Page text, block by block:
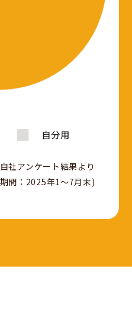
社アンケート結果より
期間：2025年1〜7月末)